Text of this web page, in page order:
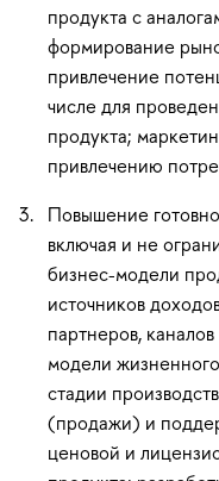
продукта с
формирование
привлечение
числе для
продукта;
привлечению
Повышение
включая и не
бизнес-модели
источников
партнеров,
модели
стадии
(продажи) и
ценовой и